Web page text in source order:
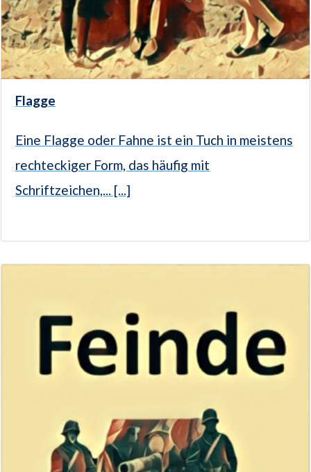
Flagge
Eine Flagge oder Fahne ist ein Tuch in meistens
rechteckiger Form, das häufig mit
Schriftzeichen,... [...]